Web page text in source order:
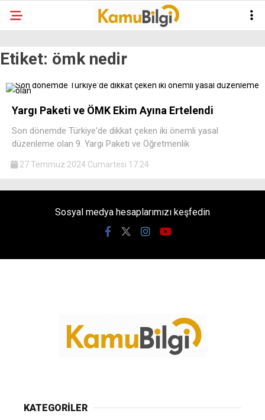
Etiket: ömk nedir
Yargı Paketi ve ÖMK Ekim Ayına Ertelendi
Son dönemde Türkiye'de dikkat çeken iki önemli yasal
düzenleme olan 9. Yargı Paketi ve Öğretmenlik
27 Temmuz 2024 Cumartesi 17:24
Sosyal medya hesaplarımızı keşfedin
KATEGORİLER